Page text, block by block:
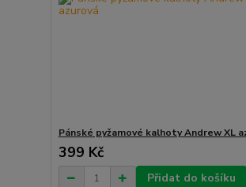
Pánské pyžamové kalhoty Andrew XL
399 Kč
Přidat do košíku